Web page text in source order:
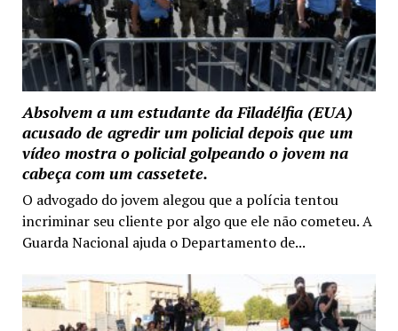
Absolvem a um estudante da Filadélfia (EUA)
acusado de agredir um policial depois que um
vídeo mostra o policial golpeando o jovem na
cabeça com um cassetete.
O advogado do jovem alegou que a polícia tentou
incriminar seu cliente por algo que ele não cometeu. A
Guarda Nacional ajuda o Departamento de...